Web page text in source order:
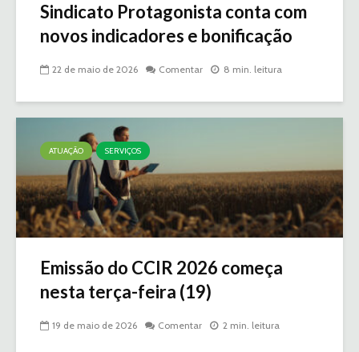
Sindicato Protagonista conta com
novos indicadores e bonificação
22 de maio de 2026 Comentar 8 min. leitura
ATUAÇÃO SERVIÇOS
Emissão do CCIR 2026 começa
nesta terça-feira (19)
19 de maio de 2026 Comentar 2 min. leitura